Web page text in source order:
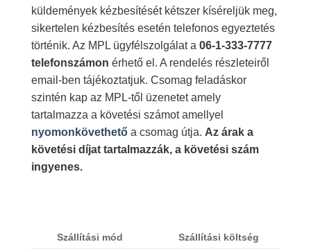
küldemények kézbesítését kétszer kíséreljük meg,
sikertelen kézbesítés esetén telefonos egyeztetés
történik. Az MPL ügyfélszolgálat a 06-1-333-7777
telefonszámon érhető el. A rendelés részleteiről
email-ben tájékoztatjuk. Csomag feladáskor
szintén kap az MPL-től üzenetet amely
tartalmazza a követési számot amellyel
nyomonkövethetőa csomag útja. Az árak a
követési díjat tartalmazzák, a követési szám
ingyenes.
Szállítási mód Szállítási költség